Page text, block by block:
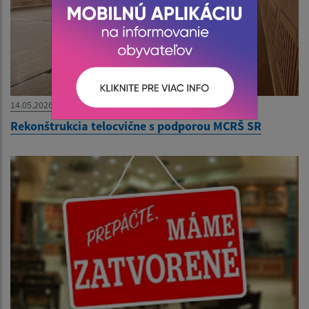
14.05.2026
Rekonštrukcia telocvične s podporou MCRŠ SR